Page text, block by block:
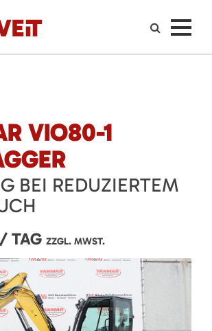
VIO80-1
BEI REDUZIERTEM
TAG ZZGL. MWST.